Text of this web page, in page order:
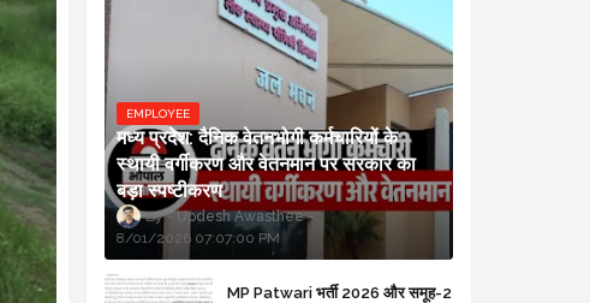
EMPLOYEE
मध्य प्रदेश: दैनिक वेतनभोगी कर्मचारियों के
स्थायी वर्गीकरण और वेतनमान पर सरकार का
बड़ा स्पष्टीकरण
Updesh Awasthee
8/01/2026 07:07:00 PM
MP Patwari भर्ती 2026 और समूह-2